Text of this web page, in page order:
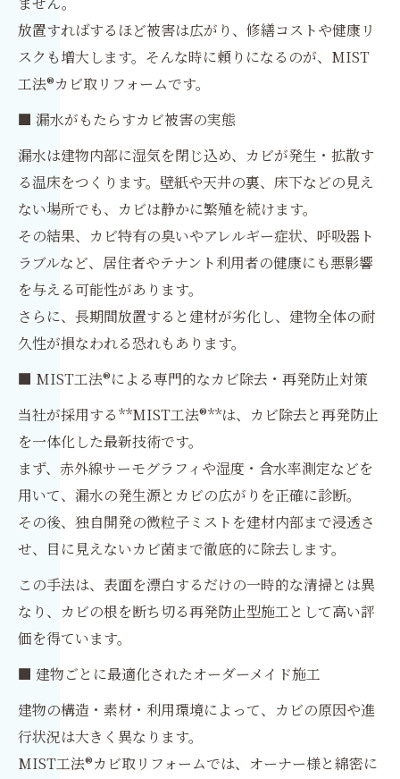
放置すればするほど被害は広がり、修繕コストや健康リ
スクも増大します。そんな時に頼りになるのが、MIST
工法®カビ取リフォームです。
■ 漏水がもたらすカビ被害の実態
漏水は建物内部に湿気を閉じ込め、カビが発生・拡散す
る温床をつくります。壁紙や天井の裏、床下などの見え
ない場所でも、カビは静かに繁殖を続けます。
その結果、カビ特有の臭いやアレルギー症状、呼吸器ト
ラブルなど、居住者やテナント利用者の健康にも悪影響
を与える可能性があります。
さらに、長期間放置すると建材が劣化し、建物全体の耐
久性が損なわれる恐れもあります。
■ MIST工法®による専門的なカビ除去・再発防止対策
当社が採用する**MIST工法®**は、カビ除去と再発防止
を一体化した最新技術です。
まず、赤外線サーモグラフィや湿度・含水率測定などを
用いて、漏水の発生源とカビの広がりを正確に診断。
その後、独自開発の微粒子ミストを建材内部まで浸透さ
せ、目に見えないカビ菌まで徹底的に除去します。
この手法は、表面を漂白するだけの一時的な清掃とは異
なり、カビの根を断ち切る再発防止型施工として高い評
価を得ています。
■ 建物ごとに最適化されたオーダーメイド施工
建物の構造・素材・利用環境によって、カビの原因や進
行状況は大きく異なります。
MIST工法®カビ取リフォームでは、オーナー様と綿密に